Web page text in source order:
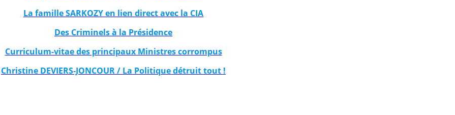
La famille SARKOZY en lien direct avec la CIA
Des Criminels à la Présidence
Curriculum-vitae des principaux Ministres corrompus
Christine DEVIERS-JONCOUR / La Politique détruit tout !